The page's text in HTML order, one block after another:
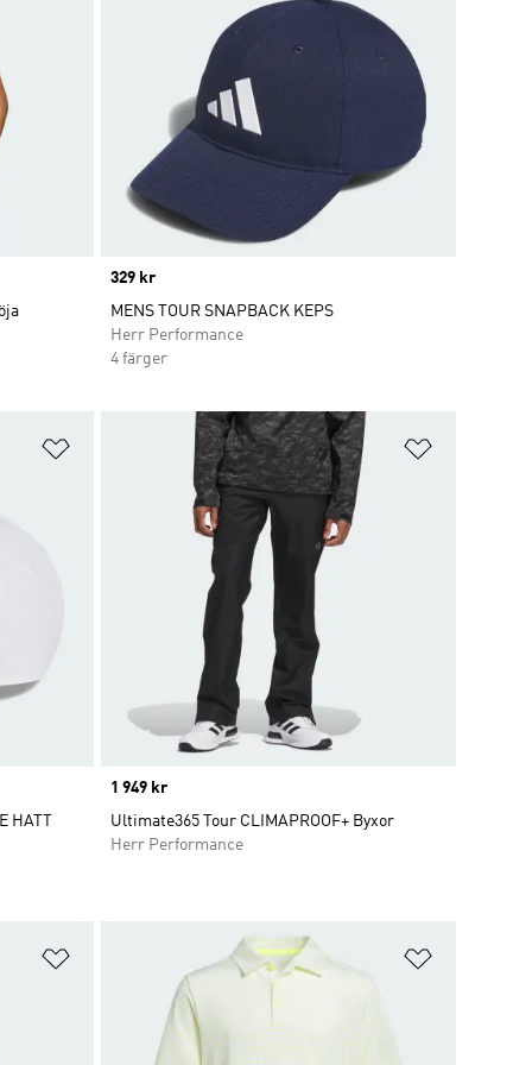
Price
329 kr
MENS TOUR SNAPBACK KEPS
Herr Performance
4 färger
Lägg till på önskelistan
HATT
Price
1 949 kr
Ultimate365 Tour CLIMAPROOF+ Byxor
Herr Performance
Lägg till på önskelistan